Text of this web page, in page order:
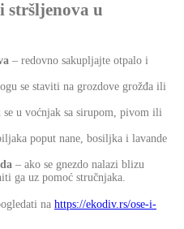
stršljenova u
– redovno sakupljajte otpalo i
se staviti na grozdove grožđa ili
se u voćnjak sa sirupom, pivom ili
poput nane, bosiljka i lavande
– ako se gnezdo nalazi blizu
ga uz pomoć stručnjaka.
na https://ekodiv.rs/ose-i-